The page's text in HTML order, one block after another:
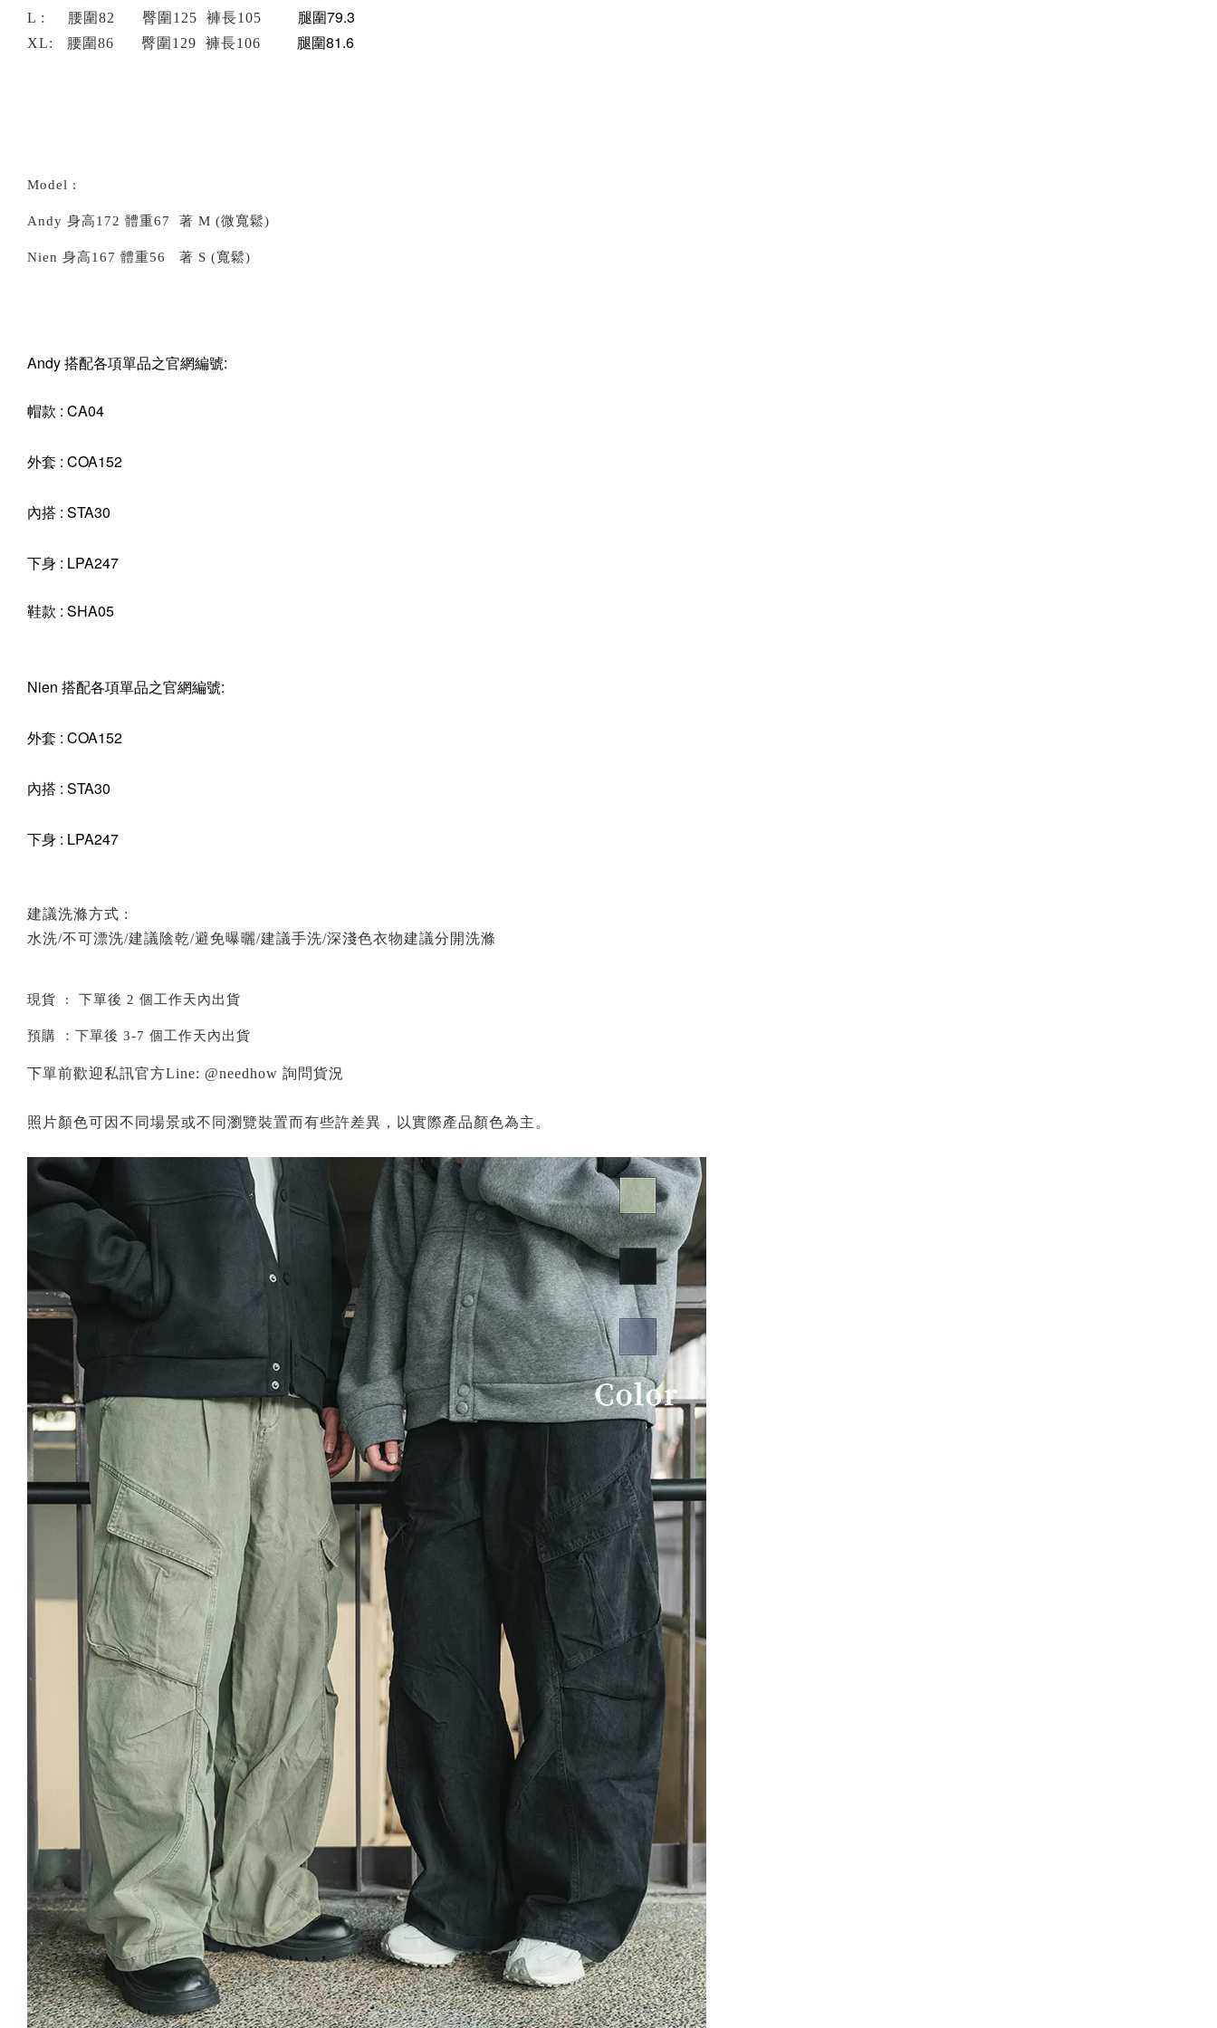
L : 腰圍82 臀圍125 褲長105 腿圍79.3
XL: 腰圍86 臀圍129 褲長106 腿圍81.6
Model :
Andy 身高172 體重67 著 M (微寬鬆)
Nien 身高167 體重56 著 S (寬鬆)
Andy 搭配各項單品之官網編號:
帽款 : CA04
外套 : COA152
內搭 : STA30
下身 : LPA247
鞋款 : SHA05
Nien 搭配各項單品之官網編號:
外套 : COA152
內搭 : STA30
下身 : LPA247
建議洗滌方式 :
水洗/不可漂洗/建議陰乾/避免曝曬/建議手洗/深淺色衣物建議分開洗滌
現貨 : 下單後 2 個工作天內出貨
預購 ：下單後 3-7 個工作天內出貨
下單前歡迎私訊官方Line: @needhow 詢問貨況
照片顏色可因不同場景或不同瀏覽裝置而有些許差異，以實際產品顏色為主。